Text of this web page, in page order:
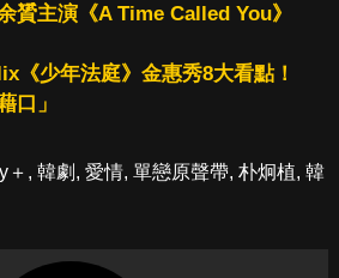
贇主演《A Time Called You》
《少年法庭》金惠秀8大看點！
口」
＋ , 韓劇 , 愛情, 單戀原聲帶, 朴炯植, 韓